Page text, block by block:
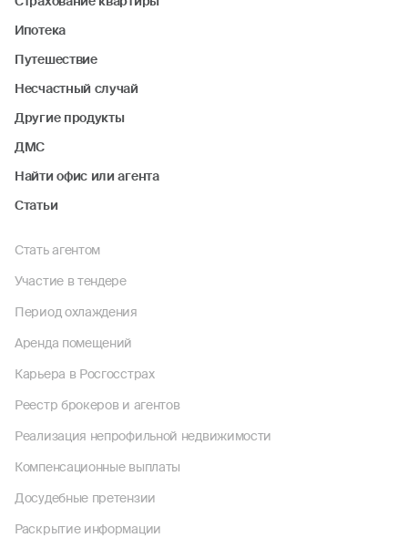
Ипотека
Путешествие
Несчастный случай
Другие продукты
ДМС
Найти офис или агента
Статьи
Стать агентом
Участие в тендере
Период охлаждения
Аренда помещений
Карьера в Росгосстрах
Реестр брокеров и агентов
Реализация непрофильной недвижимости
Компенсационные выплаты
Досудебные претензии
Раскрытие информации